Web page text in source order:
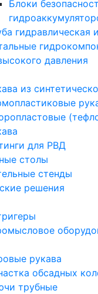
Блоки
гидравлическая
давления
из
для РВД
столы
стенды
решения
рукава
обсадных
трубные